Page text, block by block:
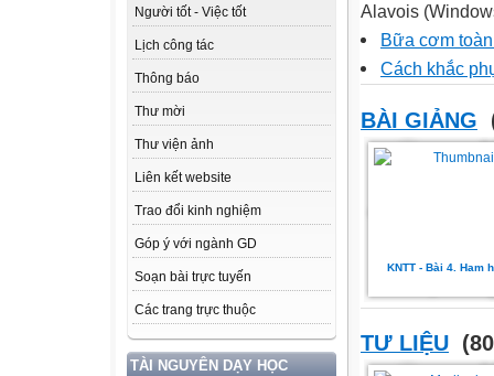
Người tốt - Việc tốt
Lịch công tác
Thông báo
Thư mời
Thư viện ảnh
Liên kết website
Trao đổi kinh nghiệm
Góp ý với ngành GD
Soạn bài trực tuyến
Các trang trực thuộc
TÀI NGUYÊN DẠY HỌC
Alavois
Bữa cơm
Cách khắc
BÀI GIẢNG
KNTT - Bài 4. Ham
TƯ LIỆU